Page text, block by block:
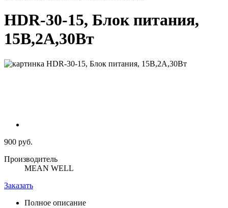
HDR-30-15, Блок питания,
15В,2А,30Вт
900 руб.
Производитель
MEAN WELL
Заказать
Полное описание